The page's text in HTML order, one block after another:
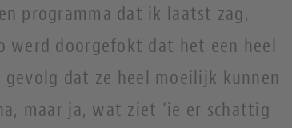
programma dat ik laatst zag,
werd doorgefokt dat het een heel
dat ze heel moeilijk kunnen
maar ja, wat ziet ‘ie er schattig